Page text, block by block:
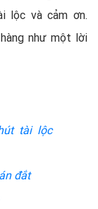
lộc và cảm ơn.
như một lời
tài lộc
đắt